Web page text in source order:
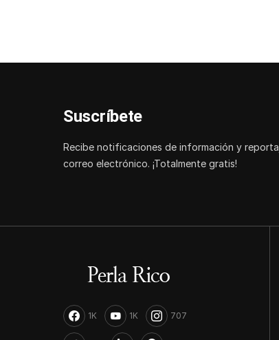
Suscríbete
Recibe notificaciones de información y
correo electrónico. ¡Totalmente gratis!
1K 1K 707